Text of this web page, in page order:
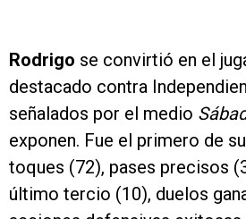
Rodrigo se convirtió en el
destacado contra
señalados por el medio
exponen. Fue el primero de
toques (72), pases precisos
último tercio (10), duelos